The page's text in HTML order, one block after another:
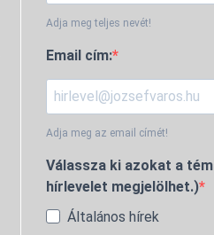
Adja meg teljes nevét!
Email cím:
Adja meg az email címét!
Válassza ki azokat a
hírlevelet megjelölhet.)
Általános hírek